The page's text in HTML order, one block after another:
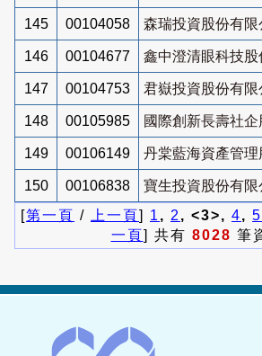
145 00104058 森瑞投資股份有限
146 00104677 鑫中澄清眼科技股
147 00104753 君嶽投資股份有限
148 00105985 國際創新長壽社企
149 00106149 丹棠藍海資產管理
150 00106838
寶生投資股份有限
[第一頁 / 上一頁] 1 , 2 , <3>, 4, 5
一頁] 共有 8028 筆